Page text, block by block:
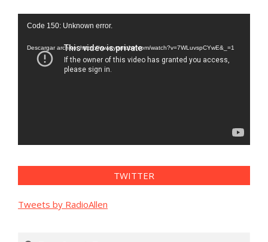
Reproductor
vídeo
Code 150: Unknown error.
Descargar archivo: https://www.youtube.com/watch?v=7WLuvspCYwE&_=1
TWITTER
Tweets by RadioAllen
Search